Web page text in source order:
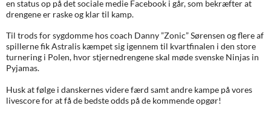
en status op på det sociale medie Facebook i går, som bekræfter at
drengene er raske og klar til kamp.
Til trods for sygdomme hos coach Danny ”Zonic” Sørensen og flere af
spillerne fik Astralis kæmpet sig igennem til kvartfinalen i den store
turnering i Polen, hvor stjernedrengene skal møde svenske Ninjas in
Pyjamas.
Husk at følge i danskernes videre færd samt andre kampe på vores
livescore for at få de bedste odds på de kommende opgør!